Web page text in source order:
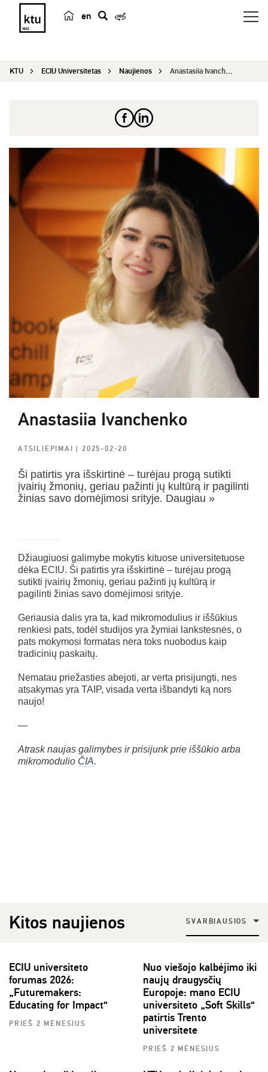
en
e
KTU ECIU Universitetas Naujienos Anastasiia Ivanchenko
Anastasiia Ivanchenko
ATSILIEPIMAI | 2025-02-20
Ši patirtis yra išskirtinė – turėjau progą sutikti
įvairių žmonių, geriau pažinti jų kultūrą ir pagilinti
žinias savo domėjimosi srityje. Daugiau »
Džiaugiuosi galimybe mokytis kituose universitetuose
dėka ECIU. Ši patirtis yra išskirtinė – turėjau progą
sutikti įvairių žmonių, geriau pažinti jų kultūrą ir
pagilinti žinias savo domėjimosi srityje.
Geriausia dalis yra ta, kad mikromodulius ir iššūkius
renkiesi pats, todėl studijos yra žymiai lankstesnės, o
pats mokymosi formatas nėra toks nuobodus kaip
tradicinių paskaitų.
Nematau priežasties abejoti, ar verta prisijungti, nes
atsakymas yra TAIP, visada verta išbandyti ką nors
naujo!
—
Atrask naujas galimybes ir prisijunk prie iššūkio arba
mikromodulio ČIA.
Kitos naujienos SVARBIAUSIOS
ECIU universiteto
forumas 2026:
„Futuremakers:
Educating for Impact“
PRIEŠ 2 MĖNESIUS
Nuo viešojo kalbėjimo iki
naujų draugysčių
Europoje: mano ECIU
universiteto „Soft Skills“
patirtis Trento
universitete
PRIEŠ 2 MĖNESIUS